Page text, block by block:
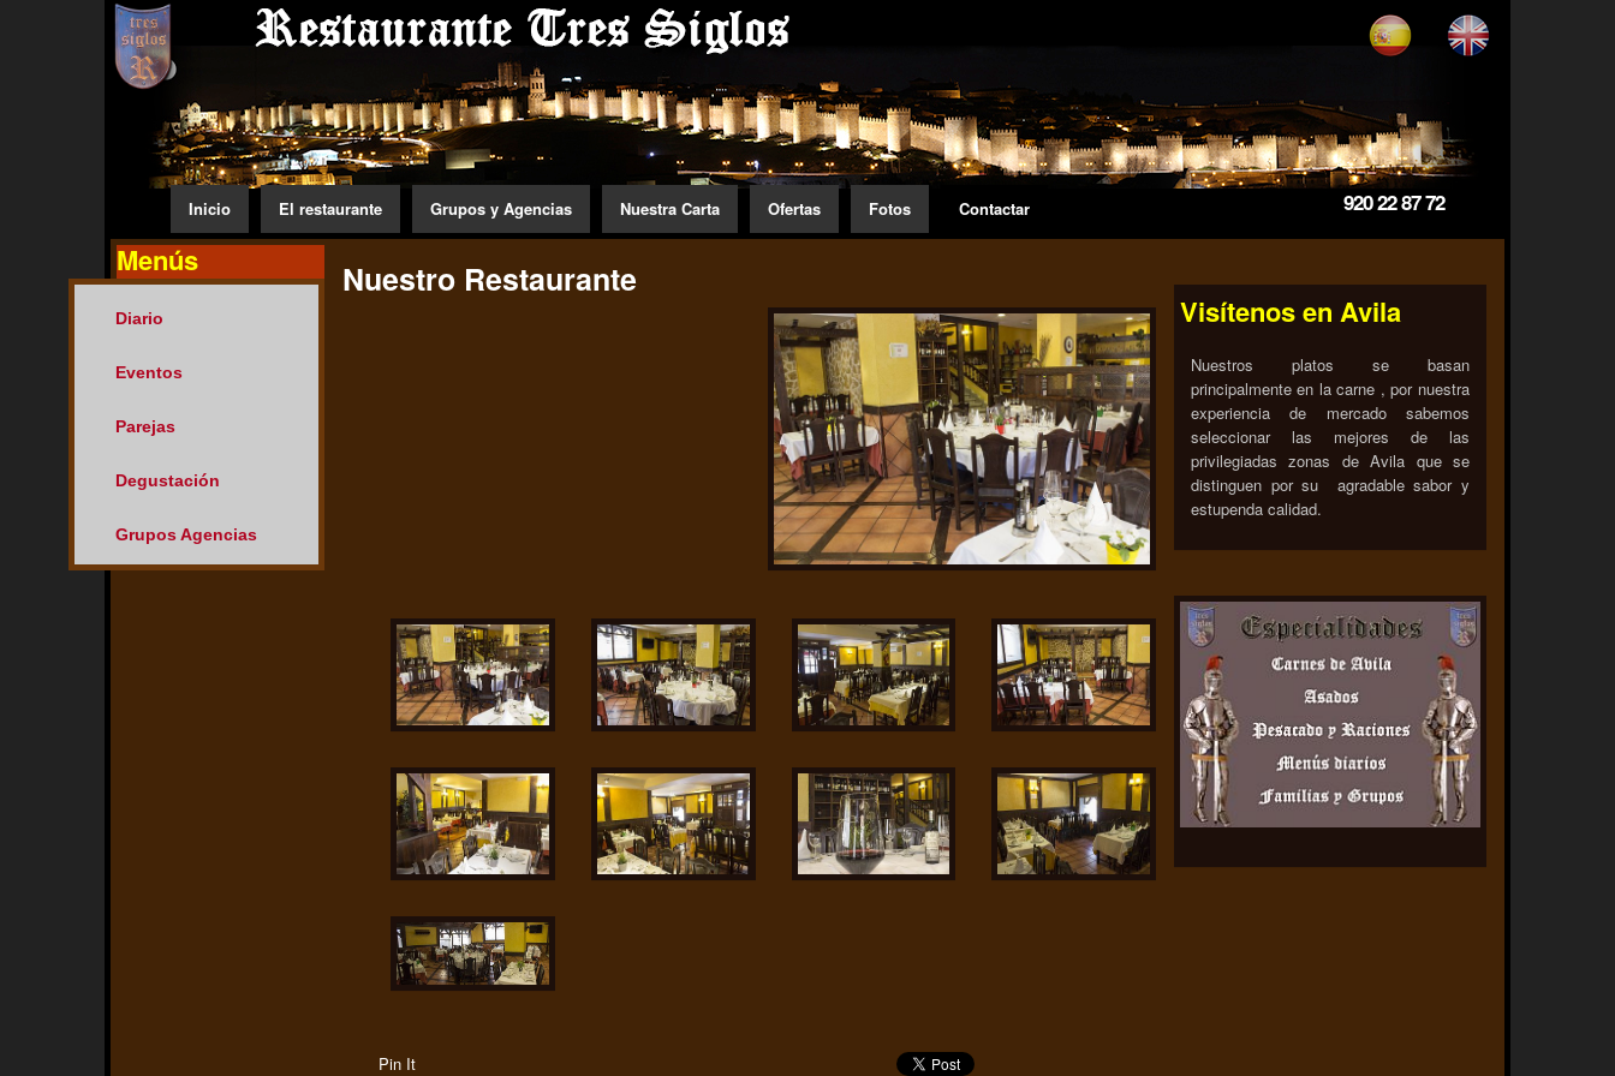
Inicio El restaurante Grupos y Agencias Nuestra Carta Ofertas Fotos Contactar 920 22 87 72
Menús
Diario
Eventos
Parejas
Degustación
Grupos Agencias
Nuestro Restaurante
Pin It
Visítenos en Avila
Nuestros platos se basan
principalmente en la carne , por nuestra
experiencia de mercado sabemos
seleccionar las mejores de las
privilegiadas zonas de Avila que se
distinguen por su agradable sabor y
estupenda calidad.